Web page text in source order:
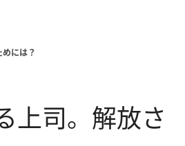
には？
上司。解放さ